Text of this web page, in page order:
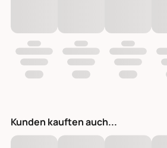
Kunden kauften auch...